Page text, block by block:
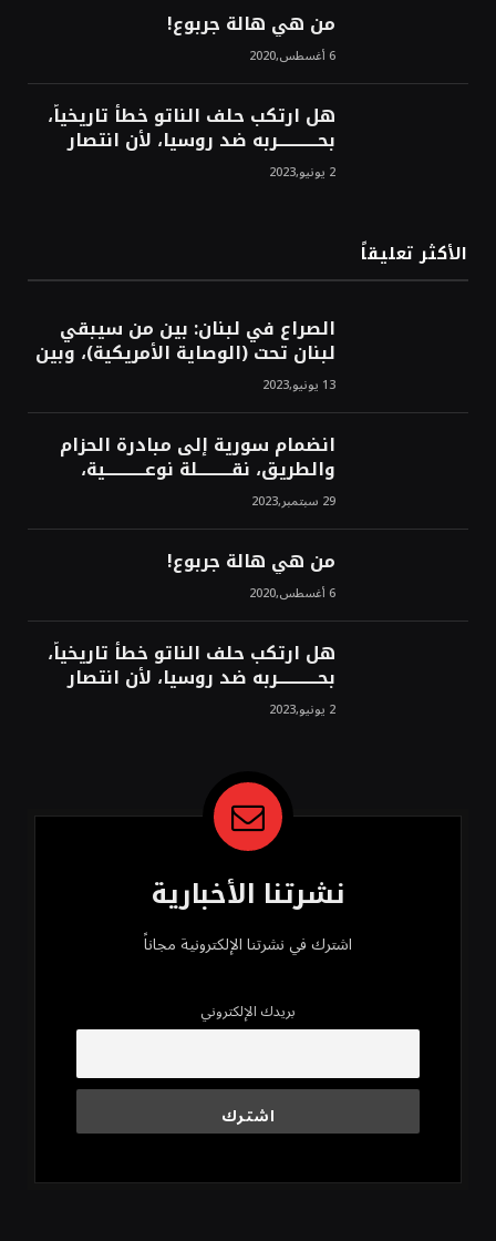
من هي هالة جربوع!
6 أغسطس,2020
هل ارتكب حلف الناتو خطأً تاريخياً،
بحــــــــــــربه ضد روسيا، لأن انتصار
روسيا الحتمي، سيفتت الناتو!محمد
محسن 2 يونيو,2023
الأكثر تعليقاً
الصراع في لبنان: بين من سيبقي
لبنان تحت (الوصاية الأمريكية)، وبين
من سيخرج لبنان من النفق الغربي!
محمد محسن13 يونيو,2023
انضمام سورية إلى مبادرة الحزام
والطريق، نقــــــــــلة نوعــــــــــــية،
استراتيجية، تاريخية، نهائية، نحو
الشرق!محمد محسن29 سبتمبر,2023
من هي هالة جربوع!
6 أغسطس,2020
هل ارتكب حلف الناتو خطأً تاريخياً،
بحــــــــــــربه ضد روسيا، لأن انتصار
روسيا الحتمي، سيفتت الناتو!محمد
محسن 2 يونيو,2023
نشرتنا الأخبارية
اشترك في نشرتنا الإلكترونية مجاناً
بريدك الإلكتروني